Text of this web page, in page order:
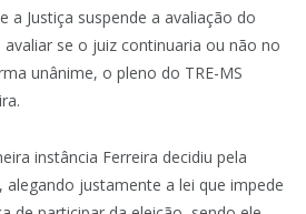
a Justiça suspende a avaliação do
se o juiz continuaria ou não no
unânime, o pleno do TRE-MS
instância Ferreira decidiu pela
alegando justamente a lei que impede